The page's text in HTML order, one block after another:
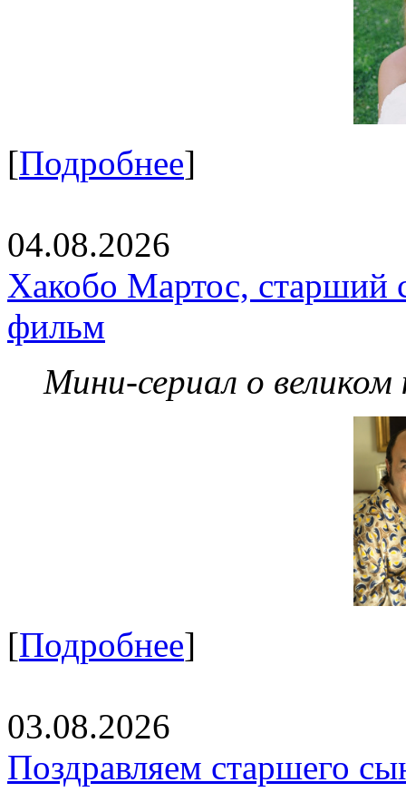
[Подробнее]
04.08.2026
Хакобо Мартос, старший
фильм
Мини-сериал о великом
[Подробнее]
03.08.2026
Поздравляем старшего